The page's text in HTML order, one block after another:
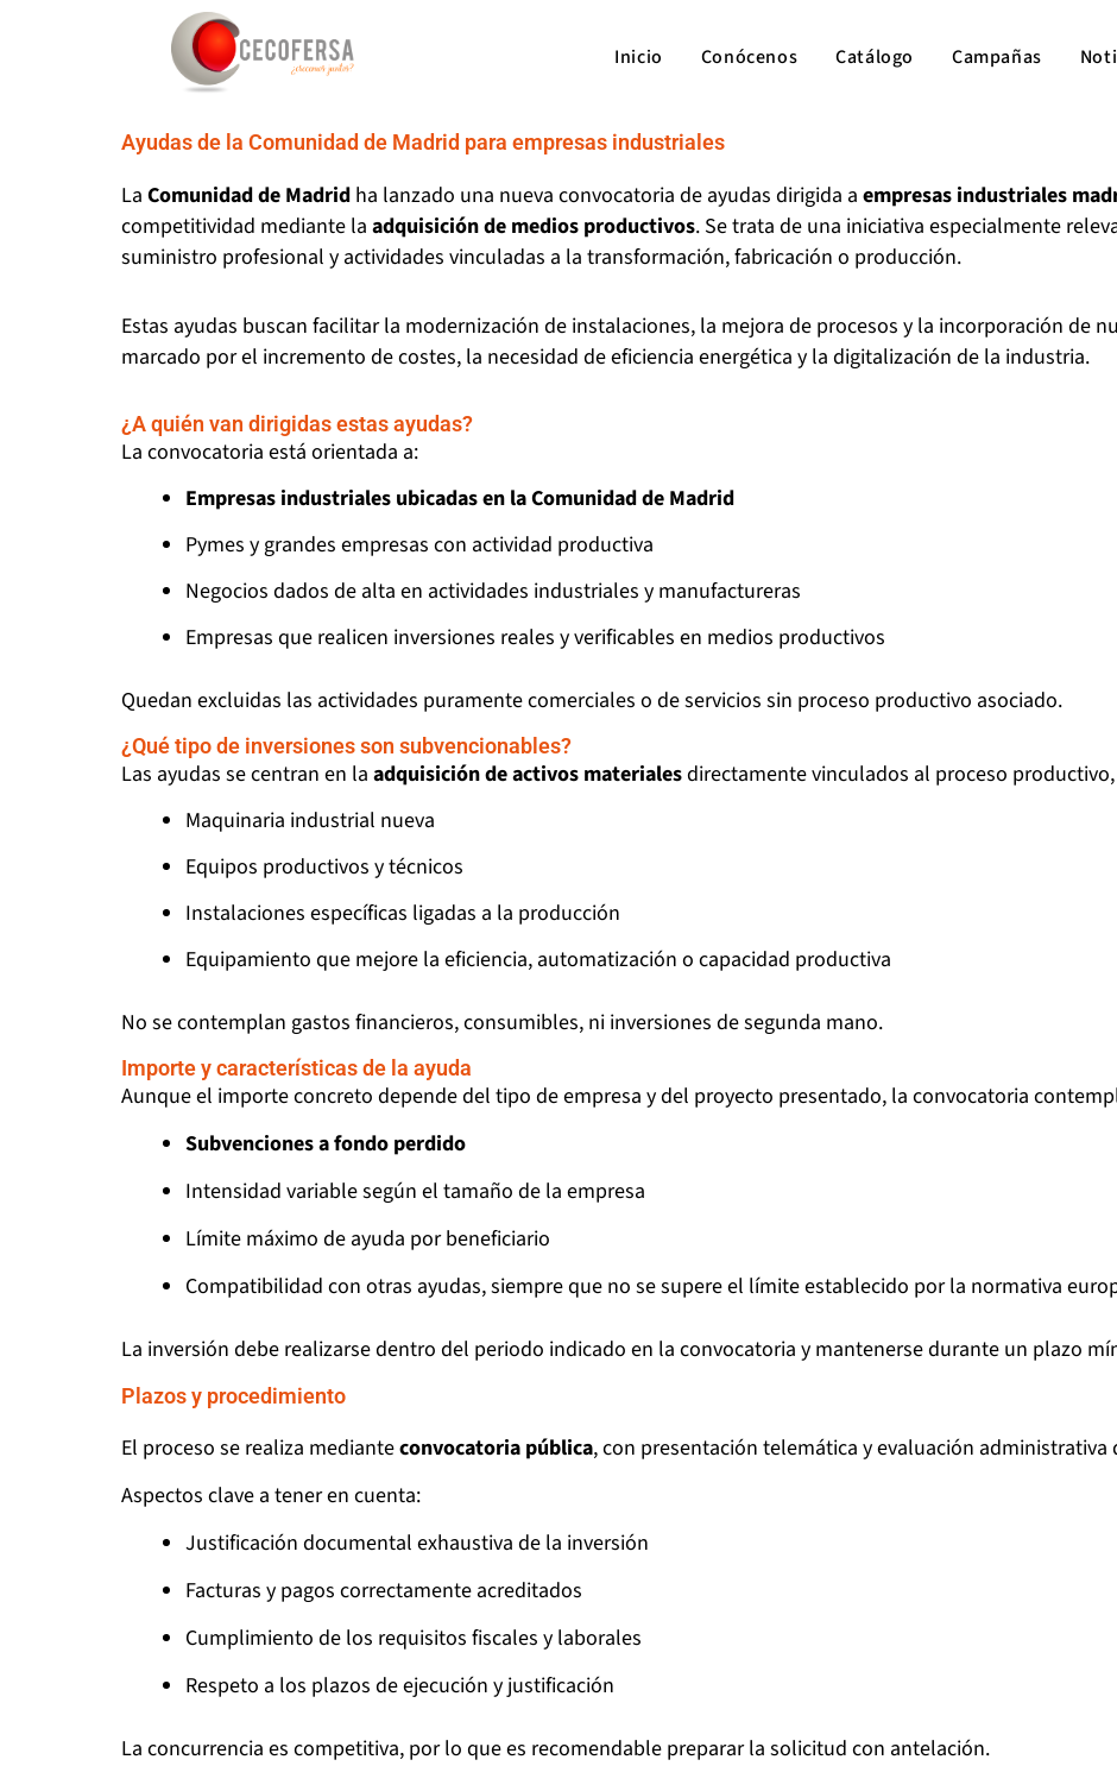
Inicio Conócenos Catálogo Campañas
Ayudas de la Comunidad de Madrid para empresas industriales
La Comunidad de Madrid ha lanzado una nueva convocatoria de ayudas dirigida a empresas industriales
competitividad mediante la adquisición de medios productivos. Se trata de una iniciativa especialmente
suministro profesional y actividades vinculadas a la transformación, fabricación o producción.
Estas ayudas buscan facilitar la modernización de instalaciones, la mejora de procesos y la incorporación de
marcado por el incremento de costes, la necesidad de eficiencia energética y la digitalización de la industria.
¿A quién van dirigidas estas ayudas?
La convocatoria está orientada a:
Empresas industriales ubicadas en la Comunidad de Madrid
Pymes y grandes empresas con actividad productiva
Negocios dados de alta en actividades industriales y manufactureras
Empresas que realicen inversiones reales y verificables en medios productivos
Quedan excluidas las actividades puramente comerciales o de servicios sin proceso productivo asociado.
¿Qué tipo de inversiones son subvencionables?
Las ayudas se centran en la adquisición de activos materialesdirectamente vinculados al proceso
Maquinaria industrial nueva
Equipos productivos y técnicos
Instalaciones específicas ligadas a la producción
Equipamiento que mejore la eficiencia, automatización o capacidad productiva
No se contemplan gastos financieros, consumibles, ni inversiones de segunda mano.
Importe y características de la ayuda
Aunque el importe concreto depende del tipo de empresa y del proyecto presentado, la convocatoria
Subvenciones a fondo perdido
Intensidad variable según el tamaño de la empresa
Límite máximo de ayuda por beneficiario
Compatibilidad con otras ayudas, siempre que no se supere el límite establecido por la normativa
La inversión debe realizarse dentro del periodo indicado en la convocatoria y mantenerse durante un plazo
Plazos y procedimiento
El proceso se realiza medianteconvocatoria pública, con presentación telemática y evaluación administrativa
Aspectos clave a tener en cuenta:
Justificación documental exhaustiva de la inversión
Facturas y pagos correctamente acreditados
Cumplimiento de los requisitos fiscales y laborales
Respeto a los plazos de ejecución y justificación
La concurrencia es competitiva, por lo que es recomendable preparar la solicitud con antelación.